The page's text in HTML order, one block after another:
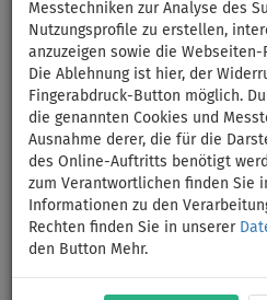
Messtechniken zur Analyse des
Nutzungsprofile zu erstellen,
anzuzeigen sowie die
Die Ablehnung ist hier, der
Fingerabdruck-Button möglich.
die genannten Cookies und
Ausnahme derer, die für die
des Online-Auftritts benötigt
zum Verantwortlichen finden Sie
Informationen zu den
Rechten finden Sie in unserer
den Button Mehr.
SUP SUN
12'4''
- aufblasbares
Paddle Board -
Kajak-Sitz
BIS
PADDEL
KAJAK SITZ
VERSAND